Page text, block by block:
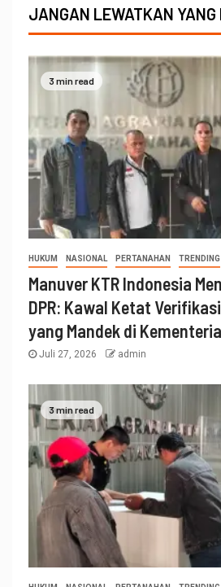
JANGAN LEWATKAN YANG
3 min read
HUKUM NASIONAL PERTANAHAN TRENDING
Manuver KTR Indonesia
DPR: Kawal Ketat
yang Mandek di
Juli 27, 2026 admin
3 min read